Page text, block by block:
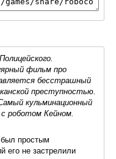
фильм про
бесстрашный
преступностью.
кульминационный
роботом Кейном.
простым
его не застрелили